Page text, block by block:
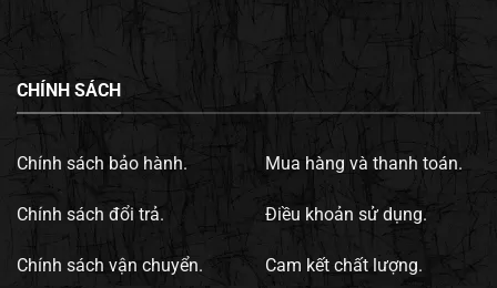
CHÍNH SÁCH
Chính sách bảo hành.
Chính sách đổi trả.
Chính sách vận chuyển.
Mua hàng và thanh toán.
Điều khoản sử dụng.
Cam kết chất lượng.